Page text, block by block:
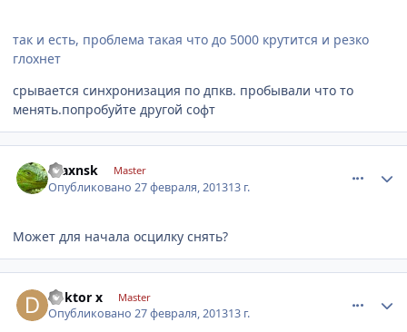
так и есть, проблема такая что до 5000 крутится и резко
глохнет
срывается синхронизация по дпкв. пробывали что то
менять.попробуйте другой софт
maxnsk Master
Опубликовано27 февраля, 201313 г.
Может для начала осцилку снять?
doktor x Master
Опубликовано27 февраля, 201313 г.